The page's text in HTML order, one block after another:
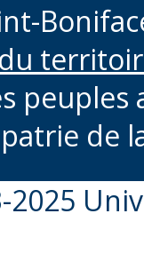
peuples
patrie de
2025